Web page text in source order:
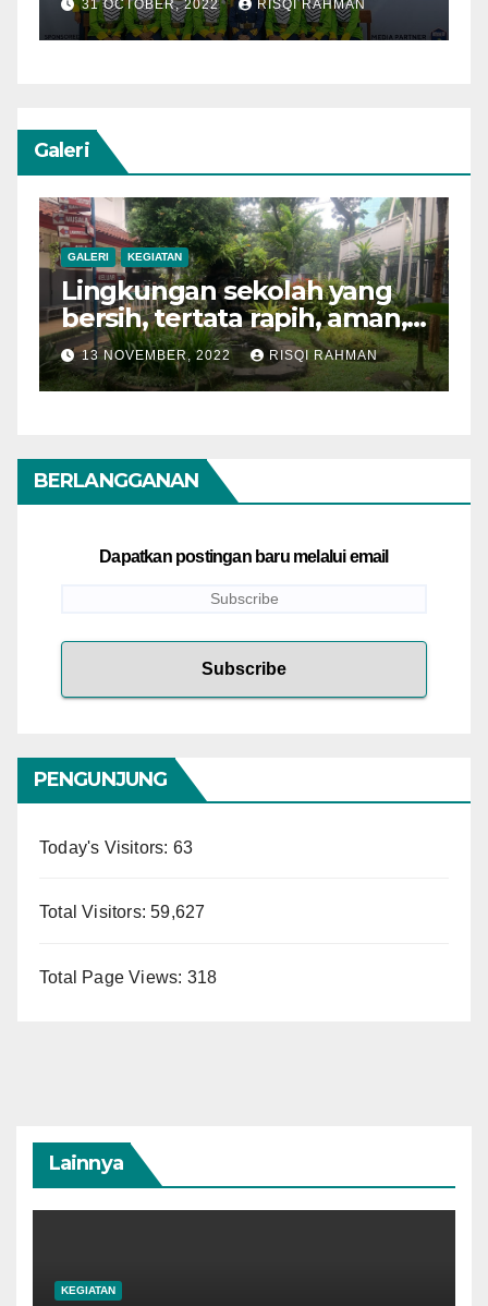
23 OCTOBER, 2022 RISQI RAHMAN
Galeri
GALERI KEGIATAN
Semarak Bulan Bahasa
28 OCTOBER, 2022 RISQI RAHMAN
BERLANGGANAN
Dapatkan postingan baru melalui email
PENGUNJUNG
Today's Visitors: 63
Total Visitors:59,627
Total Page Views: 318
Lainnya
KEGIATAN